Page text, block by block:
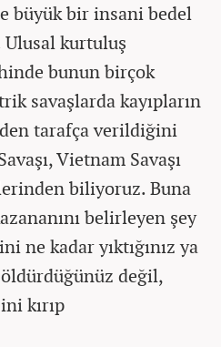
büyük bir insani bedel
kurtuluş
bunun birçok
savaşlarda kayıpların
tarafça verildiğini
Vietnam Savaşı
biliyoruz. Buna
belirleyen şey
ne kadar yıktığınız ya
değil,
kırıp